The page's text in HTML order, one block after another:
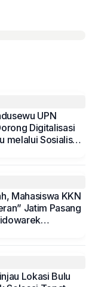
UPN
Digitalisasi
melalui Sosialisasi
Produk serta
Mahasiswa KKN
Jatim Pasang
Lokasi Bulu